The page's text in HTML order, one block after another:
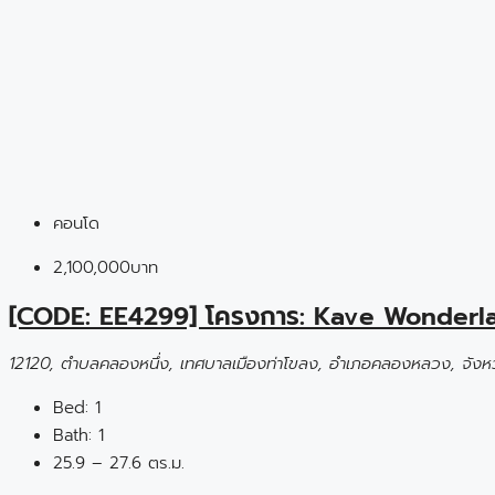
คอนโด
2,100,000บาท
[CODE: EE4299] โครงการ: Kave
12120, ตำบลคลองหนึ่ง, เทศบาลเมืองท่าโขลง, อำเภอคลองหลวง, จัง
Bed: 1
Bath: 1
25.9 – 27.6 ตร.ม.